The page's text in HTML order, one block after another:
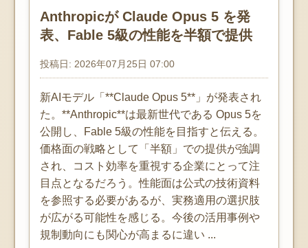
Anthropicが Claude Opus 5 を発
表、Fable 5級の性能を半額で提供
投稿日: 2026年07月25日 07:00
新AIモデル「**Claude Opus 5**」が発表され
た。**Anthropic**は最新世代である Opus 5を
公開し、Fable 5級の性能を目指すと伝える。
価格面の戦略として「半額」での提供が強調
され、コスト効率を重視する企業にとって注
目点となるだろう。性能面は公式の技術資料
を参照する必要があるが、実務適用の選択肢
が広がる可能性を感じる。今後の活用事例や
規制動向にも関心が高まるに違い ...